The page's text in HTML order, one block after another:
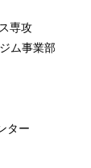
専攻
ム事業部
ター